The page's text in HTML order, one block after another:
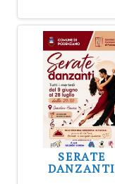
SERATE
DANZANTI